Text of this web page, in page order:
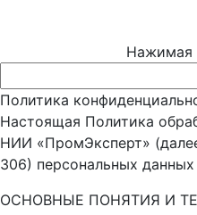
Нажимая
Политика
Настоящая Политика
НИИ «ПромЭксперт»
306) персональных
ОСНОВНЫЕ ПОНЯТИЯ И